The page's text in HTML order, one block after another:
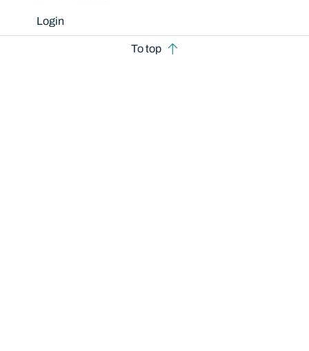
Login
To top